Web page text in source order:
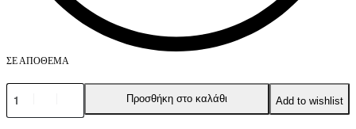
ΣΕ ΑΠΌΘΕΜΑ
Προσθήκη στο καλάθι Add to wishlist